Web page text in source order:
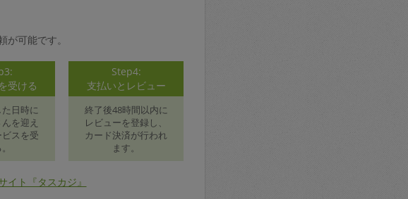
可能です。
受ける
日時に
を迎え
スを受
Step4:
支払いとレビュー
終了後48時間以内に
レビューを登録し、
カード決済が行われ
ます。
イト『タスカジ』